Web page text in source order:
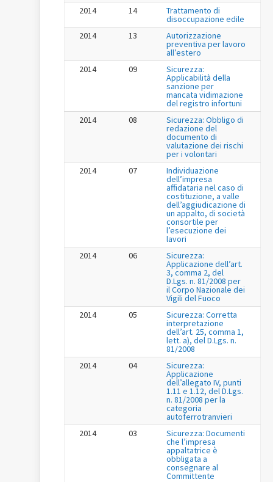
2014
14 Trattamento di
disoccupazione edile
2014
13 Autorizzazione
preventiva per lavoro
all’estero
2014
09 Sicurezza:
Applicabilità della
sanzione per
mancata vidimazione
del registro infortuni
2014
08 Sicurezza: Obbligo di
redazione del
documento di
valutazione dei rischi
per i volontari
2014
07 Individuazione
dell’impresa
affidataria nel caso di
costituzione, a valle
dell’aggiudicazione di
un appalto, di società
consortile per
l’esecuzione dei
lavori
2014
06 Sicurezza:
Applicazione dell’art.
3, comma 2, del
D.Lgs. n. 81/2008 per
il Corpo Nazionale dei
Vigili del Fuoco
2014
05 Sicurezza: Corretta
interpretazione
dell’art. 25, comma 1,
lett. a), del D.Lgs. n.
81/2008
2014
04 Sicurezza:
Applicazione
dell’allegato IV, punti
1.11 e 1.12, del D.Lgs.
n. 81/2008 per la
categoria
autoferrotranvieri
2014
03 Sicurezza: Documenti
che l’impresa
appaltatrice è
obbligata a
consegnare al
Committente